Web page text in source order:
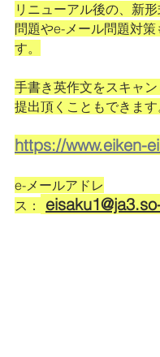
リニューアル後の、新
問題やe-メール問題対
す。
手書き英作文をスキャ
提出頂くこともできます
https://www.eiken-
e-メールアドレ
ス：